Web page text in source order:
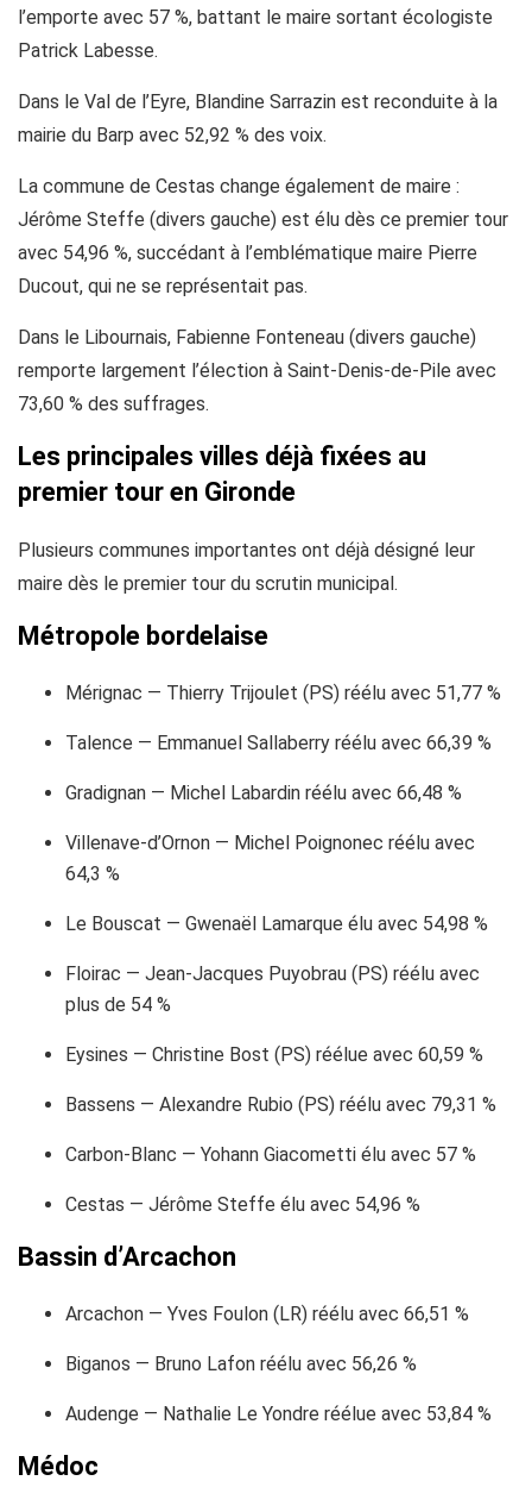
l’emporte avec 57 %, battant le maire sortant écologiste
Patrick Labesse.
Dans le Val de l’Eyre, Blandine Sarrazin est reconduite à la
mairie du Barp avec 52,92 % des voix.
La commune de Cestas change également de maire :
Jérôme Steffe (divers gauche) est élu dès ce premier tour
avec 54,96 %, succédant à l’emblématique maire Pierre
Ducout, qui ne se représentait pas.
Dans le Libournais, Fabienne Fonteneau (divers gauche)
remporte largement l’élection à Saint-Denis-de-Pile avec
73,60 % des suffrages.
Les principales villes déjà fixées au
premier tour en Gironde
Plusieurs communes importantes ont déjà désigné leur
maire dès le premier tour du scrutin municipal.
Métropole bordelaise
Mérignac — Thierry Trijoulet (PS) réélu avec 51,77 %
Talence — Emmanuel Sallaberry réélu avec 66,39 %
Gradignan — Michel Labardin réélu avec 66,48 %
Villenave-d’Ornon — Michel Poignonec réélu avec
64,3 %
Le Bouscat — Gwenaël Lamarque élu avec 54,98 %
Floirac — Jean-Jacques Puyobrau (PS) réélu avec
plus de 54 %
Eysines — Christine Bost (PS) réélue avec 60,59 %
Bassens — Alexandre Rubio (PS) réélu avec 79,31 %
Carbon-Blanc — Yohann Giacometti élu avec 57 %
Cestas — Jérôme Steffe élu avec 54,96 %
Bassin d’Arcachon
Arcachon — Yves Foulon (LR) réélu avec 66,51 %
Biganos — Bruno Lafon réélu avec 56,26 %
Audenge — Nathalie Le Yondre réélue avec 53,84 %
Médoc